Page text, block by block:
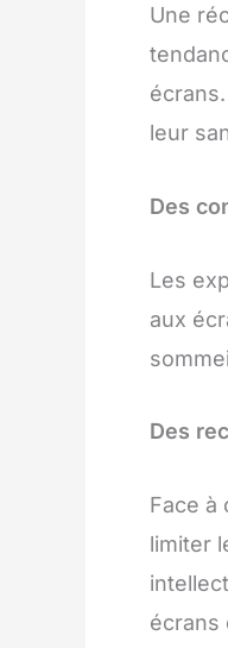
Une
leur
Des
Les
aux
Des
Face à
limiter
écrans